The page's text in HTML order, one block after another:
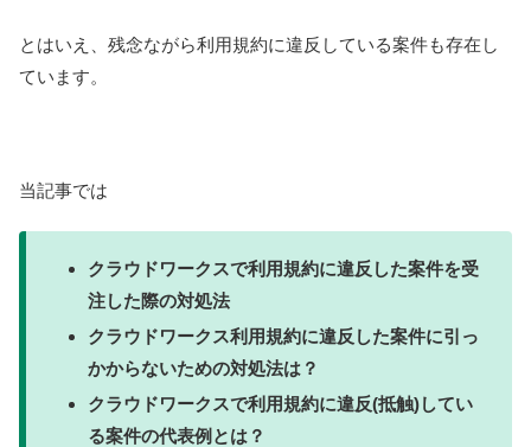
とはいえ、残念ながら利用規約に違反している案件も存在し
ています。
当記事では
クラウドワークスで利用規約に違反した案件を受
注した際の対処法
クラウドワークス利用規約に違反した案件に引っ
かからないための対処法は？
クラウドワークスで利用規約に違反(抵触)してい
る案件の代表例とは？